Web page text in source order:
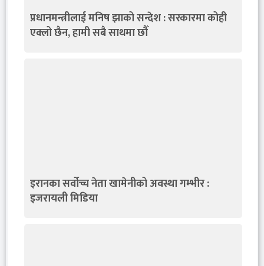
प्रधानमन्त्रीलाई मनिष झाको सन्देश : सरकारमा कोही
एक्लो छैन, हामी सबै साथमा छौँ
इरानका सर्वोच्च नेता खामेनीको अवस्था गम्भीर :
इजरायली मिडिया